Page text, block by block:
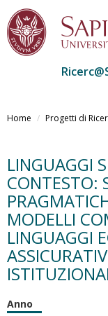
alHome Progetti di
LINGUAGGI
CONTESTO:
MODELLI
LINGUAGGI
Anno